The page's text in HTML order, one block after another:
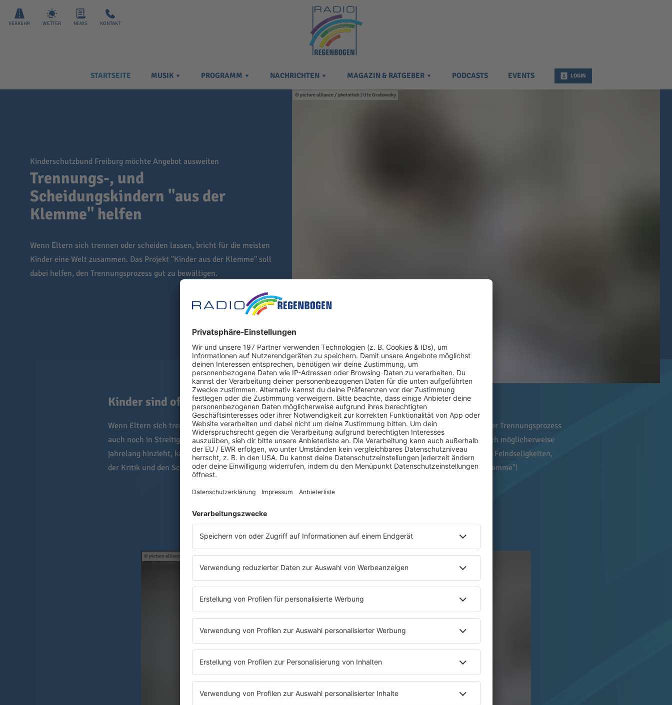
VERKEHR WETTER NEWS KONTAKT
STARTSEITE MUSIK PROGRAMM NACHRICHTEN MAGAZIN & RATGEBER PODCASTS EVENTS LOGIN
picture alliance / photothek | Ute Grabowsky
Kinderschutzbund Freiburg möchte Angebot ausweiten
Trennungs-, und
Scheidungskindern "aus der
Klemme" helfen
Wenn Eltern sich trennen oder scheiden lassen, bricht für die meisten
Kinder eine Welt zusammen. Das Projekt "Kinder aus der Klemme" soll
dabei helfen, den Trennungsprozess gut zu bewältigen.
Kinder sind oft mittendrin in den Konflikten
Wenn Eltern sich trennen oder scheiden lassen, bricht für die meisten Kinder eine Welt zusammen. Und wenn der Trennungsprozess
auch noch in Streitigkeiten, Kämpfe über Sorgerechts-, Umgangs,- sowie Unterhaltsregelungen ausartet und sich möglicherweise
jahrelang hinzieht, kann das traumatische Auswirkungen auf die Kinderseelen haben. Denn die Kleinen sind den Feindseligkeiten,
der Kritik und den Schuldzuweisungen hilflos ausgeliefert. Sie befinden sich emotional sprichwörtlich "in der Klemme"!
"Kindern aus der Klemme" helfen
picture alliance / dpa Themendienst | Silvia Marks